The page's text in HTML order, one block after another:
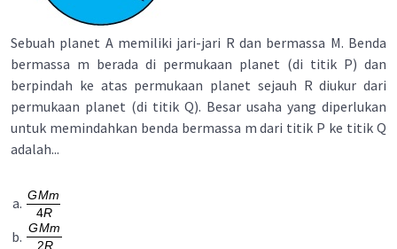
Sebuah planet A memiliki jari-jari R dan bermassa M. Benda
bermassa m berada di permukaan planet (di titik P) dan
berpindah ke atas permukaan planet sejauh R diukur dari
permukaan planet (di titik Q). Besar usaha yang diperlukan
untuk memindahkan benda bermassa m dari titik P ke titik Q
adalah...